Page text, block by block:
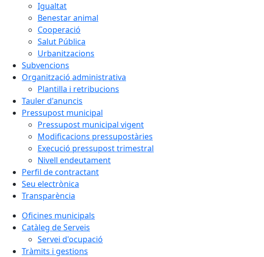
Igualtat
Benestar animal
Cooperació
Salut Pública
Urbanitzacions
Subvencions
Organització administrativa
Plantilla i retribucions
Tauler d'anuncis
Pressupost municipal
Pressupost municipal vigent
Modificacions pressupostàries
Execució pressupost trimestral
Nivell endeutament
Perfil de contractant
Seu electrònica
Transparència
Oficines municipals
Catàleg de Serveis
Servei d'ocupació
Tràmits i gestions